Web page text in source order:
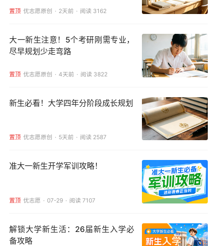
置顶 优志愿原创 2天前 阅读 3162
大一新生注意！5个考研刚需专业，
尽早规划少走弯路
置顶 优志愿原创 4天前 阅读 3822
新生必看！大学四年分阶段成长规划
置顶 优志愿原创 5天前 阅读 2587
准大一新生开学军训攻略！
置顶 优志愿 07-29 阅读 7107
解锁大学新生活：26届新生入学必
备攻略